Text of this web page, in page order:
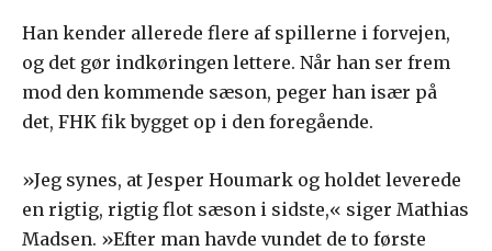
Han kender allerede flere af spillerne i forvejen,
og det gør indkøringen lettere. Når han ser frem
mod den kommende sæson, peger han især på
det, FHK fik bygget op i den foregående.
»Jeg synes, at Jesper Houmark og holdet leverede
en rigtig, rigtig flot sæson i sidste,« siger Mathias
Madsen. »Efter man havde vundet de to første